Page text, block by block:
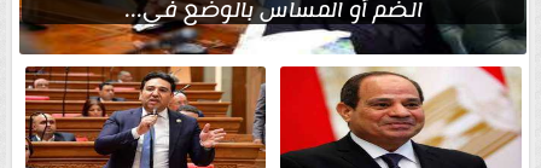
الضم أو المساس بالوضع في...